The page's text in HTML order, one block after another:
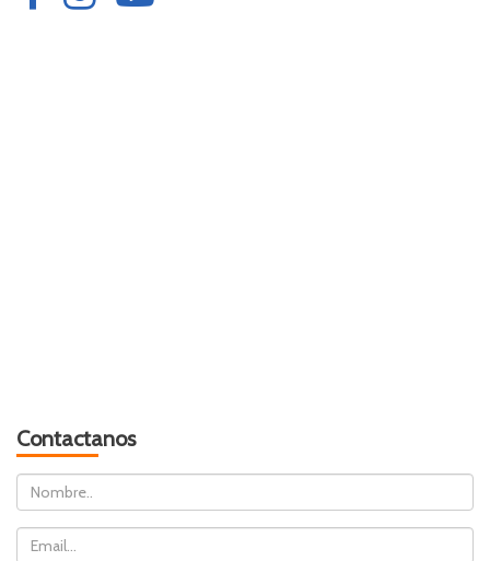
Contactanos
Nombre
Email